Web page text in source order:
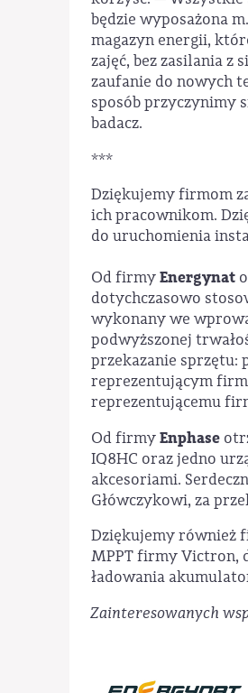
będzie wyposażona
magazyn energii,
zajęć, bez zasilania z
zaufanie do nowych
sposób przyczynimy
badacz.
***
Dziękujemy firmom
ich pracownikom.
do uruchomienia
Od firmyEnergynat
dotychczasowo
wykonany we
podwyższonej
przekazanie sprzętu:
reprezentującym
reprezentującemu
Od firmyEnphase
IQ8HC oraz jedno
akcesoriami.
Główczykowi, za
Dziękujemy również
MPPT firmy Victron,
ładowania
Zainteresowanych